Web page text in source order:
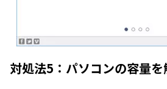
対処法5：パソコンの容量を